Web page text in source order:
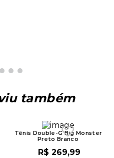
também
Tênis Double-G Big Monster
Preto Branco
R$ 269,99